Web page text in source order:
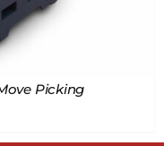
Picking